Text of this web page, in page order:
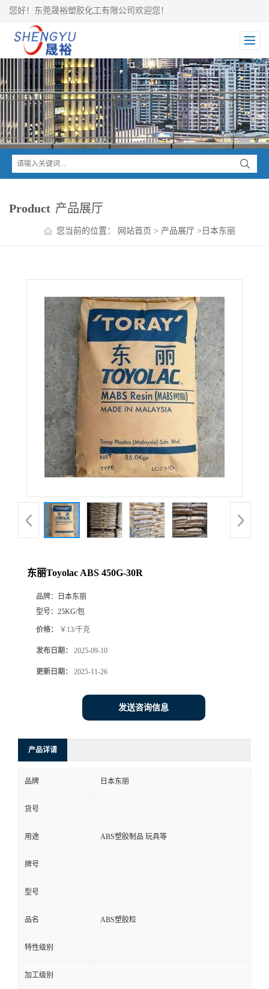
您好！东莞晟裕塑胶化工有限公司欢迎您！
Product 产品展厅
您当前的位置： 网站首页 > 产品展厅 > 日本东丽
东丽Toyolac ABS 450G-30R
品牌：
日本东丽
型号： 25KG/包
价格： ￥13/千克
发布日期： 2025-09-10
更新日期： 2025-11-26
发送咨询信息
产品详请
品牌 日本东丽
货号
用途 ABS塑胶制品 玩具等
牌号
型号
品名 ABS塑胶粒
特性级别
加工级别